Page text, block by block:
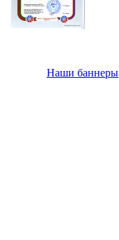
Наши баннеры